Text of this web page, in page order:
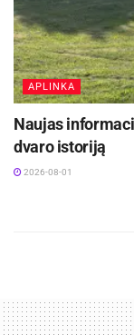
APLINKA
Naujas
dvaro istoriją
2026-08-01